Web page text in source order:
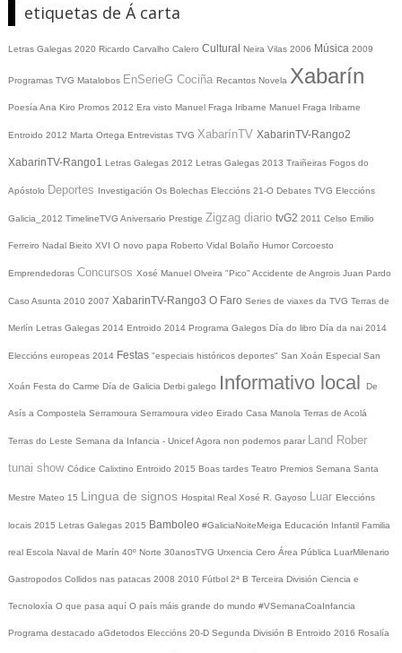
etiquetas de Á carta
Letras Galegas 2020 Ricardo Carvalho Calero Cultural Neira Vilas 2006 Música 2009
Programas TVG Matalobos EnSerieG Cociña Recantos Novela Xabarín
Poesía Ana Kiro Promos 2012 Era visto Manuel Fraga Iribarne Manuel Fraga Iribarne
Entroido 2012 Marta Ortega Entrevistas TVG XabarínTV XabarinTV-Rango2
XabarinTV-Rango1 Letras Galegas 2012 Letras Galegas 2013 Traiñeiras Fogos do
Apóstolo Deportes Investigación Os Bolechas Eleccións 21-O Debates TVG Eleccións
Galicia_2012 TimelineTVG Aniversario Prestige Zigzag diario tvG2 2011 Celso Emilio
Ferreiro Nadal Bieito XVI O novo papa Roberto Vidal Bolaño Humor Corcoesto
Emprendedoras Concursos Xosé Manuel Olveira "Pico" Accidente de Angrois Juan Pardo
Caso Asunta 2010 2007 XabarinTV-Rango3 O Faro Series de viaxes da TVG Terras de
Merlín Letras Galegas 2014 Entroido 2014 Programa Galegos Día do libro Día da nai 2014
Eleccións europeas 2014 Festas "especiais históricos deportes" San Xoán Especial San
Xoán Festa do Carme Día de Galicia Derbi galego Informativo local De
Asís a Compostela Serramoura Serramoura video Eirado Casa Manola Terras de Acolá
Terras do Leste Semana da Infancia - UnicefAgora non podemos parar Land Rober
tunai show Códice Calixtino Entroido 2015 Boas tardes Teatro Premios Semana Santa
Mestre Mateo 15 Lingua de signos Hospital Real Xosé R. Gayoso Luar Eleccións
locais 2015 Letras Galegas 2015 Bamboleo #GaliciaNoiteMeiga Educación Infantil Familia
real Escola Naval de Marín 40º Norte 30anosTVG Urxencia Cero Área Pública LuarMilenario
Gastropodos Collidos nas patacas 2008 2010 Fútbol 2ª B Terceira División Ciencia e
Tecnoloxía O que pasa aquí O país máis grande do mundo #VSemanaCoaInfancia
Programa destacado aGdetodos Eleccións 20-D Segunda División B Entroido 2016 Rosalía